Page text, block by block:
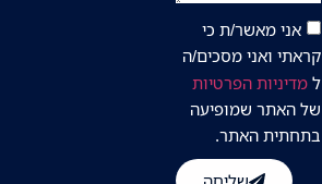
אני מאשר/ת כי
קראתי ואני מסכים/ה
ל מדיניות הפרטיות
של האתר שמופיעה
בתחתית האתר.